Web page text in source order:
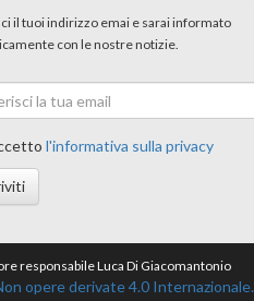
il tuoi indirizzo emai e sarai informato
con le nostre notizie.
l'informativa sulla privacy
responsabile Luca Di Giacomantonio
opere derivate 4.0 Internazionale.